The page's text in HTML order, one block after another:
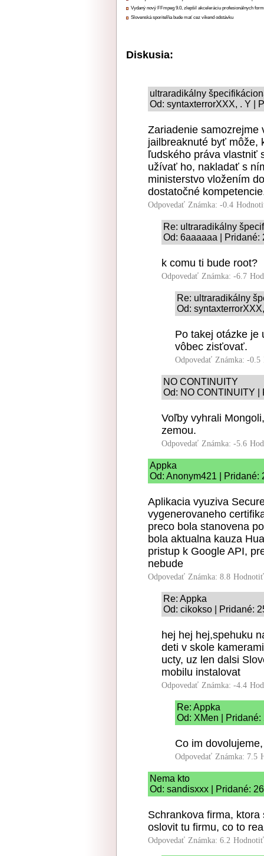
Vydaný nový FFmpeg 9.0, zlepšil akceleráciu profesionálnych
Slovenská sporiteľňa bude mať cez víkend odstávku
Diskusia:
ultraradikálny
Od: syntaxterrorXXX, . Y |
Zariadenie samozrejme
jailbreaknuté byť môže,
ľudského práva vlastniť
užívať ho, nakladať s
ministerstvo vložením
dostatočné
Odpovedať Známka: -0.4
Re: ultraradikálny
Od: 6aaaaaa | Pridané:
k comu ti bude root?
Odpovedať Známka: -6.7
Re: ultraradikálny
Od:
Po takej otázke je
vôbec zisťovať.
Odpovedať Známka: -0.5
NO CONTINUITY
Od: NO CONTINUITY |
Voľby vyhrali
zemou.
Odpovedať Známka: -5.6
Appka
Od: Anonym421 | Pridané:
Aplikacia vyuziva
vygenerovaneho
preco bola stanovena
bola aktualna kauza
pristup k Google API,
nebude
Odpovedať Známka: 8.8
Re: Appka
Od: cikokso | Pridané:
hej hej hej,spehuku
deti v skole
ucty, uz len dalsi
mobilu instalovat
Odpovedať Známka: -4.4
Re: Appka
Od: XMen |
Co im
Odpovedať Známka: 7.5
Nema kto
Od: sandisxxx | Pridané:
Schrankova firma,
oslovit tu firmu, co to
Odpovedať Známka: 6.2